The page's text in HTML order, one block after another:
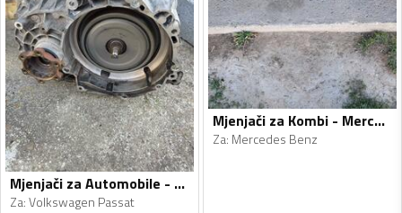
Mjenjači za Automobile - Volkswagen - Passat - 2014, 2015
Za:Volkswagen Passat
Mjenjači za Kombi - Mercedes Benz - 2004
Za: Mercedes Benz